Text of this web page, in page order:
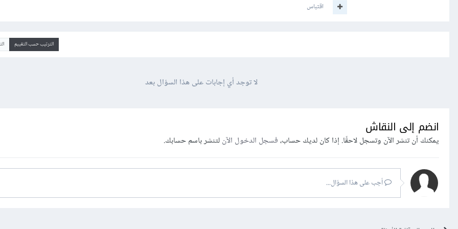
اقتباس
الترتيب حسب التقييم
لا توجد أي إجابات على هذا السؤال بعد
انضم إلى النقاش
يمكنك أن تنشر الآن وتسجل لاحقًا. إذا كان لديك حساب،فسجل الدخول الآنلتنشر باسم حسابك.
أجب على هذا السؤال...